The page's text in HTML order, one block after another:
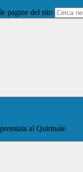
pagine del sito
al Quirinale